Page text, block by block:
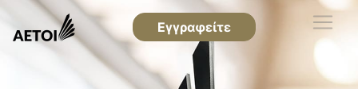
Εγγραφείτε